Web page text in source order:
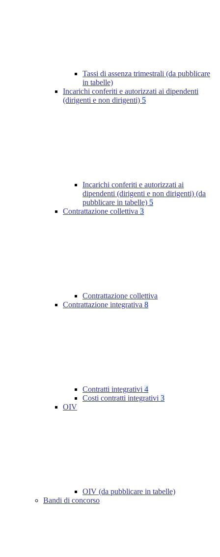
Tassi di assenza trimestrali (da pubblicare
in tabelle)
Incarichi conferiti e autorizzati ai dipendenti
(dirigenti e non dirigenti) 5
Incarichi conferiti e autorizzati ai
dipendenti (dirigenti e non dirigenti) (da
pubblicare in tabelle) 5
Contrattazione collettiva 3
Contrattazione collettiva
Contrattazione integrativa 8
Contratti integrativi 4
Costi contratti integrativi 3
OIV
OIV (da pubblicare in tabelle)
Bandi di concorso